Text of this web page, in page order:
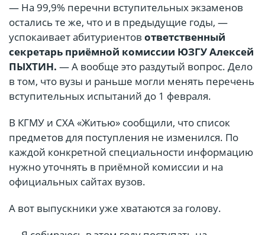
— На 99,9% перечни вступительных экзаменов
остались те же, что и в предыдущие годы, —
успокаивает абитуриентов ответственный
секретарь приёмной комиссии ЮЗГУ Алексей
ПЫХТИН. — А вообще это раздутый вопрос. Дело
в том, что вузы и раньше могли менять перечень
вступительных испытаний до 1 февраля.
В КГМУ и СХА «Житью» сообщили, что список
предметов для поступления не изменился. По
каждой конкретной специальности информацию
нужно уточнять в приёмной комиссии и на
официальных сайтах вузов.
А вот выпускники уже хватаются за голову.